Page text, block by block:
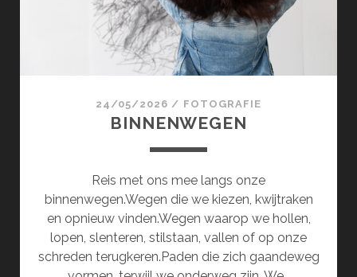
24/05/2026 / FOTOGRAFIE
BINNENWEGEN
Reis met ons mee langs onze
binnenwegen.Wegen die we kiezen, kwijtraken
en opnieuw vinden.Wegen waarop we hollen,
lopen, slenteren, stilstaan, vallen of op onze
schreden terugkeren.Paden die zich gaandeweg